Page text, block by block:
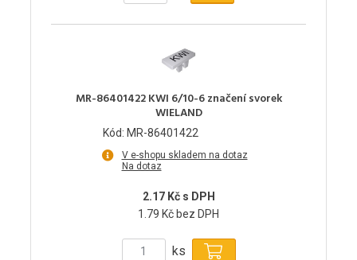
MR-86401422 KWI 6/10-6 značení svorek
WIELAND
Kód: MR-86401422
V e-shopu skladem na dotaz
Na dotaz
2.17 Kč s DPH
1.79 Kč bez DPH
ks